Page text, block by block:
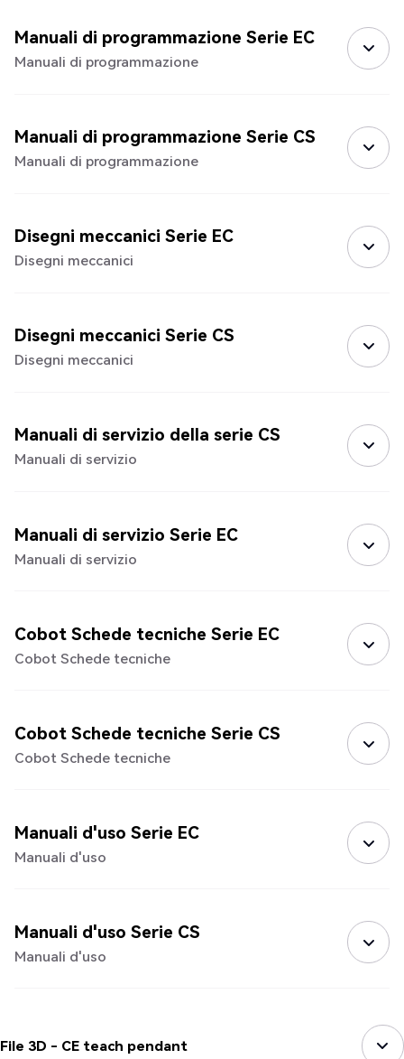
Manuali di programmazione Serie EC
Manuali di programmazione
Manuali di programmazione Serie CS
Manuali di programmazione
Disegni meccanici Serie EC
Disegni meccanici
Disegni meccanici Serie CS
Disegni meccanici
Manuali di servizio della serie CS
Manuali di servizio
Manuali di servizio Serie EC
Manuali di servizio
Cobot Schede tecniche Serie EC
Cobot Schede tecniche
Cobot Schede tecniche Serie CS
Cobot Schede tecniche
Manuali d'uso Serie EC
Manuali d'uso
Manuali d'uso Serie CS
Manuali d'uso
File 3D - CE teach pendant